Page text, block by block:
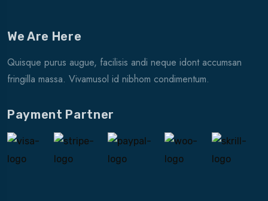
We Are Here
Quisque purus augue, facilisis andi neque idont accumsan
fringilla massa. Vivamusol id nibhom condimentum.
Payment Partner